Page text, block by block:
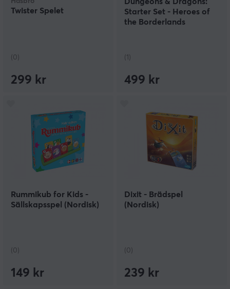
Twister Spelet
(0)
299 kr
Starter Set - Heroes of
the Borderlands
(1)
499 kr
Rummikub for Kids -
Sällskapsspel (Nordisk)
(0)
149 kr
Dixit - Brädspel
(Nordisk)
(0)
239 kr